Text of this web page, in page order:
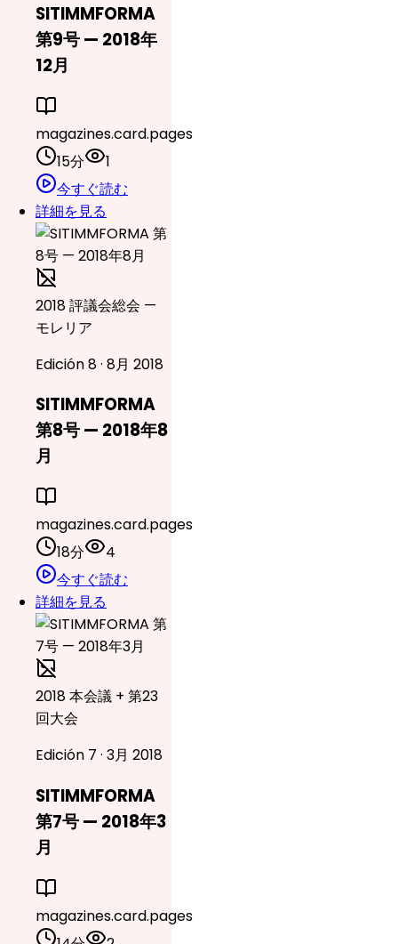
SITIMMFORMA
第9号 — 2018年
12月
magazines.card.pages
15分
1
今すぐ読む
詳細を見る
2018 評議会総会 —
モレリア
Edición 8 · 8月 2018
SITIMMFORMA
第8号 — 2018年8
月
magazines.card.pages
18分
4
今すぐ読む
詳細を見る
2018 本会議 + 第23
回大会
Edición 7 · 3月 2018
SITIMMFORMA
第7号 — 2018年3
月
magazines.card.pages